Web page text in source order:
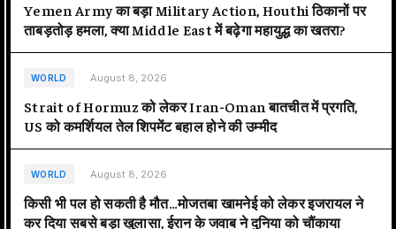
Yemen Army का बड़ा Military Action, Houthi ठिकानों पर
ताबड़तोड़ हमला, क्या Middle East में बढ़ेगा महायुद्ध का खतरा?
WORLD August 8, 2026
Strait of Hormuz को लेकर Iran-Oman बातचीत में प्रगति,
US को कमर्शियल तेल शिपमेंट बहाल होने की उम्मीद
WORLD August 8, 2026
किसी भी पल हो सकती है मौत…मोजतबा खामनेई को लेकर इजरायल ने
कर दिया सबसे बड़ा खुलासा, ईरान के जवाब ने दुनिया को चौंकाया